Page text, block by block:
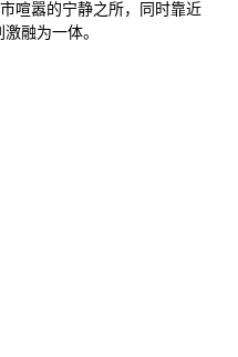
喧嚣的宁静之所，同时靠近
融为一体。